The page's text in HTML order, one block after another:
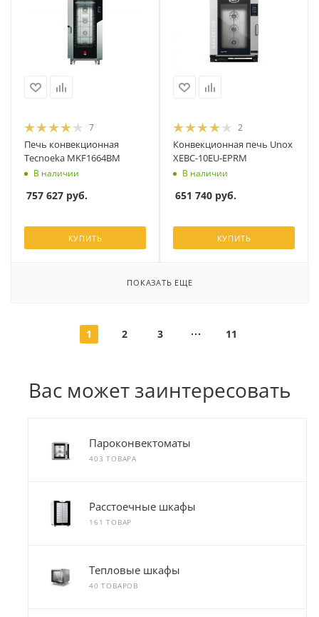
7
Печь конвекционная
Tecnoeka MKF1664BM
В наличии
757 627 руб.
КУПИТЬ
2
Конвекционная печь Unox
XEBC-10EU-EPRM
В наличии
651 740 руб.
КУПИТЬ
ПОКАЗАТЬ ЕЩЕ
1 2 3 11
Вас может заинтересовать
Пароконвектоматы
403 ТОВАРА
Расстоечные шкафы
161 ТОВАР
Тепловые шкафы
40 ТОВАРОВ